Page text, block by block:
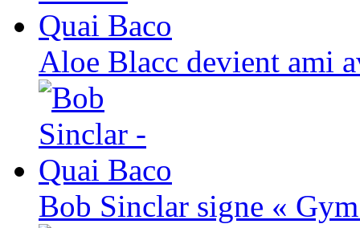
Aloe Blacc devient ami
Bob Sinclar signe «